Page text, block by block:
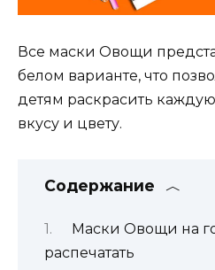
Все маски Овощи
белом варианте, что
детям раскрасить
вкусу и цвету.
Содержание
Маски Овощи на
распечатать